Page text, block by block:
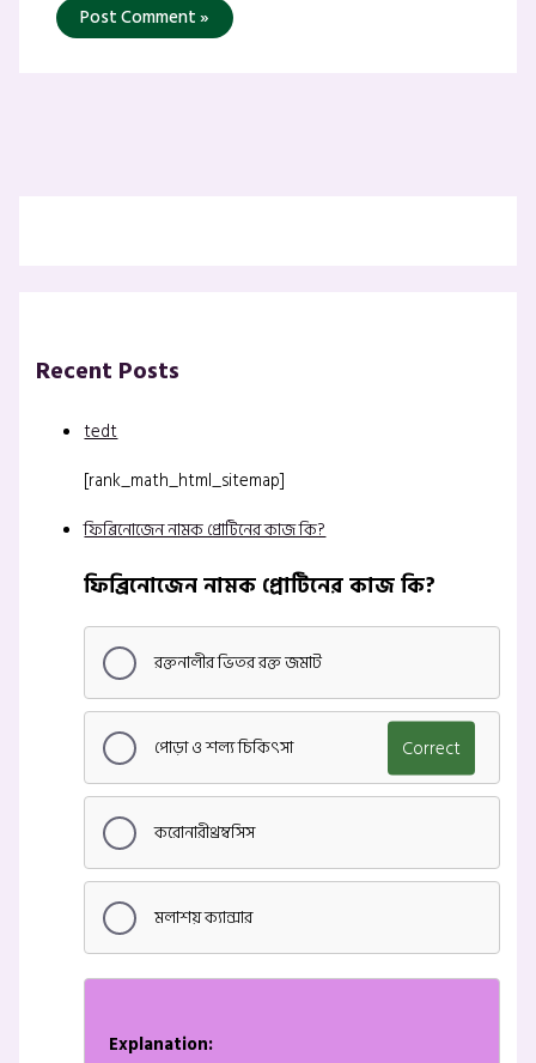
Recent Posts
tedt
[rank_math_html_sitemap]
ফিব্রিনোজেন নামক প্রোটিনের কাজ কি?
ফিব্রিনোজেন নামক প্রোটিনের কাজ কি?
রক্তনালীর ভিতর রক্ত জমাট
পোড়া ও শল্য চিকিৎসা Correct
করোনারীথ্রম্বসিস
মলাশয় ক্যান্সার
Explanation: